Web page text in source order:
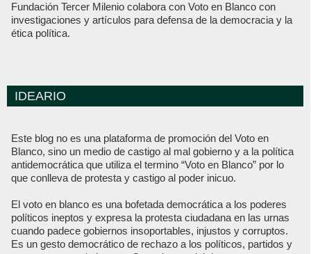
Fundación Tercer Milenio colabora con Voto en Blanco con
investigaciones y artículos para defensa de la democracia y la
ética política.
IDEARIO
Este blog no es una plataforma de promoción del Voto en
Blanco, sino un medio de castigo al mal gobierno y a la política
antidemocrática que utiliza el termino “Voto en Blanco” por lo
que conlleva de protesta y castigo al poder inicuo.
El voto en blanco es una bofetada democrática a los poderes
políticos ineptos y expresa la protesta ciudadana en las urnas
cuando padece gobiernos insoportables, injustos y corruptos.
Es un gesto democrático de rechazo a los políticos, partidos y